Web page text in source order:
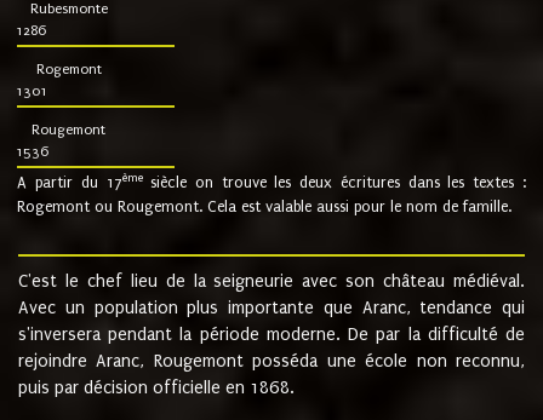
Rubesmonte
1286
Rogemont
1301
Rougemont
1536
A partir du 17ème siècle on trouve les deux écritures dans les textes :
Rogemont ou Rougemont. Cela est valable aussi pour le nom de famille.
C'est le chef lieu de la seigneurie avec son château médiéval.
Avec un population plus importante que Aranc, tendance qui
s'inversera pendant la période moderne. De par la difficulté de
rejoindre Aranc, Rougemont posséda une école non reconnu,
puis par décision officielle en 1868.